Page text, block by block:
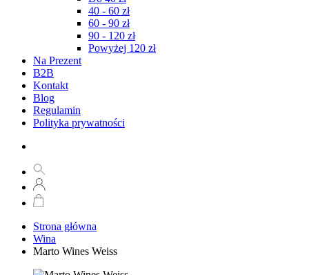
40 - 60 zł
60 - 90 zł
90 - 120 zł
Powyżej 120 zł
Na Prezent
B2B
Kontakt
Blog
Regulamin
Polityka prywatności
Strona główna
Wina
Marto Wines Weiss